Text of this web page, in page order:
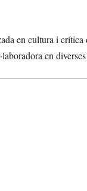
en cultura i
en